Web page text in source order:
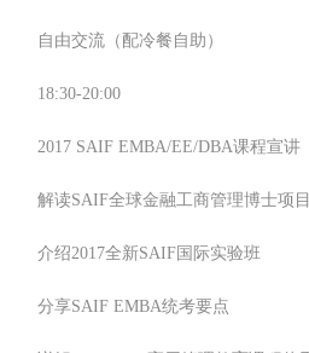
自由交流（配冷餐自助）
18:30-20:00
2017 SAIF EMBA/EE/DBA课程宣讲
解读SAIF全球金融工商管理博士项目
介绍2017全新SAIF国际实验班
分享SAIF EMBA统考要点